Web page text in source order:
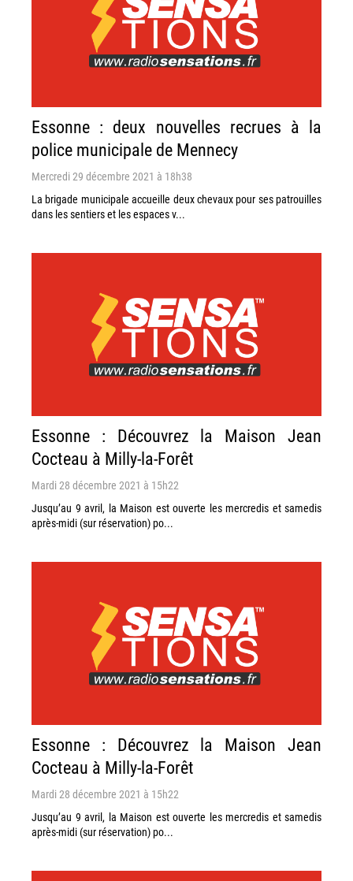
Essonne : deux nouvelles recrues à la
police municipale de Mennecy
Mercredi 29 décembre 2021 à 18h38
La brigade municipale accueille deux chevaux pour ses patrouilles
dans les sentiers et les espaces v...
Essonne : Découvrez la Maison Jean
Cocteau à Milly-la-Forêt
Mardi 28 décembre 2021 à 15h22
Jusqu’au 9 avril, la Maison est ouverte les mercredis et samedis
après-midi (sur réservation) po...
Essonne : Découvrez la Maison Jean
Cocteau à Milly-la-Forêt
Mardi 28 décembre 2021 à 15h22
Jusqu’au 9 avril, la Maison est ouverte les mercredis et samedis
après-midi (sur réservation) po...